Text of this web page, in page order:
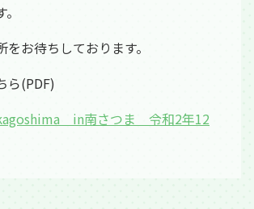
お待ちしております。
ら(PDF)
in南さつま 令和2年12